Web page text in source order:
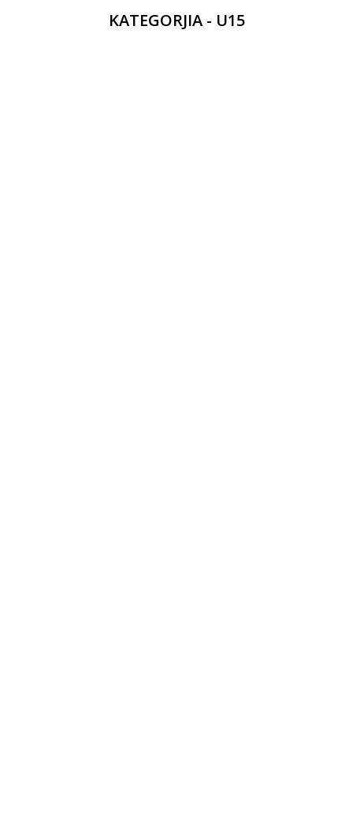
KATEGORJIA - U15